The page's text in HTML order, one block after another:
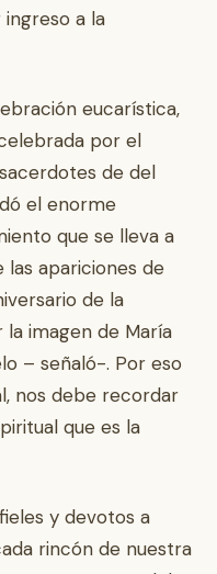
a la
eucarística,
por el
de del
el enorme
que se lleva a
apariciones de
de la
la imagen de María
– señaló-. Por eso
nos debe recordar
que es la
y devotos a
rincón de nuestra